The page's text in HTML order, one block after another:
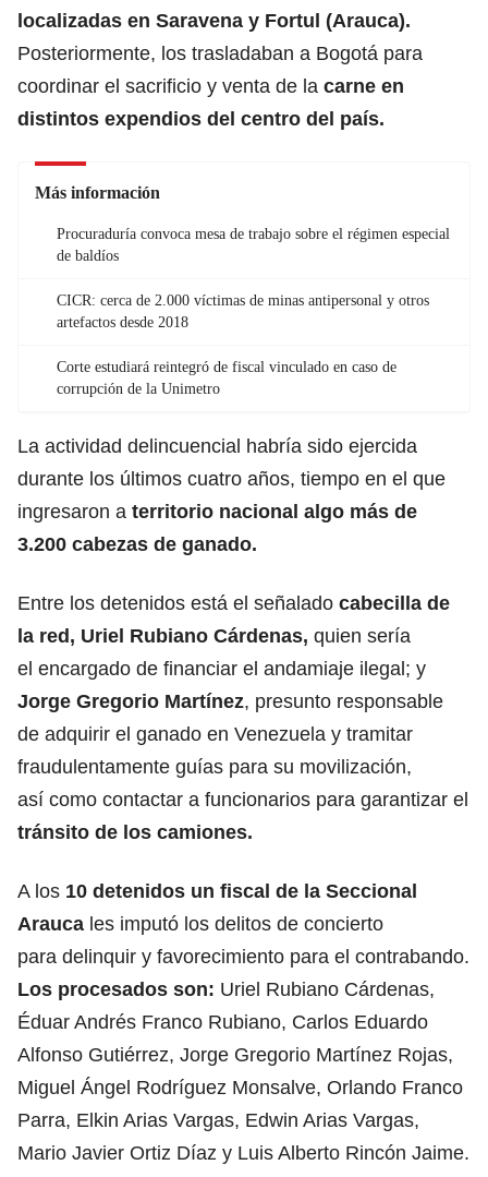
localizadas en Saravena y Fortul (Arauca).
Posteriormente, los trasladaban a Bogotá para
coordinar el sacrificio y venta de la carne en
distintos expendios del centro del país.
Más información
Procuraduría convoca mesa de trabajo sobre el régimen especial
de baldíos
CICR: cerca de 2.000 víctimas de minas antipersonal y otros
artefactos desde 2018
Corte estudiará reintegró de fiscal vinculado en caso de
corrupción de la Unimetro
La actividad delincuencial habría sido ejercida
durante los últimos cuatro años, tiempo en el que
ingresaron a territorio nacional algo más de
3.200 cabezas de ganado.
Entre los detenidos está el señalado cabecilla de
la red, Uriel Rubiano Cárdenas, quien sería
el encargado de financiar el andamiaje ilegal; y
Jorge Gregorio Martínez, presunto responsable
de adquirir el ganado en Venezuela y tramitar
fraudulentamente guías para su movilización,
así como contactar a funcionarios para garantizar el
tránsito de los camiones.
A los 10 detenidos un fiscal de la Seccional
Arauca les imputó los delitos de concierto
para delinquir y favorecimiento para el contrabando.
Los procesados son: Uriel Rubiano Cárdenas,
Éduar Andrés Franco Rubiano, Carlos Eduardo
Alfonso Gutiérrez, Jorge Gregorio Martínez Rojas,
Miguel Ángel Rodríguez Monsalve, Orlando Franco
Parra, Elkin Arias Vargas, Edwin Arias Vargas,
Mario Javier Ortiz Díaz y Luis Alberto Rincón Jaime.